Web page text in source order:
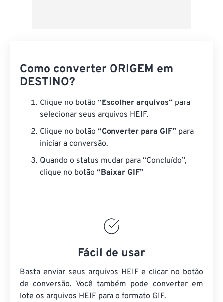
Como converter ORIGEM em
DESTINO?
Clique no botão “Escolher arquivos” para
selecionar seus arquivos HEIF.
Clique no botão “Converter para GIF” para
iniciar a conversão.
Quando o status mudar para “Concluído”,
clique no botão “Baixar GIF”
Fácil de usar
Basta enviar seus arquivos HEIF e clicar no botão
de conversão. Você também pode converter em
lote os arquivos HEIF para o formato GIF.